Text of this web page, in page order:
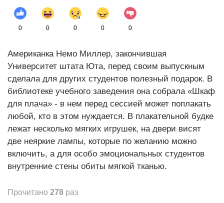
0 0 0 0 0
Американка Немо Миллер, закончившая
Университет штата Юта, перед своим выпускным
сделала для других студентов полезный подарок. В
библиотеке учебного заведения она собрала «Шкаф
для плача» - в нем перед сессией может поплакать
любой, кто в этом нуждается. В плакательной будке
лежат несколько мягких игрушек, на двери висят
две неяркие лампы, которые по желанию можно
включить, а для особо эмоциональных студентов
внутренние стены обиты мягкой тканью.
Прочитано 278 раз